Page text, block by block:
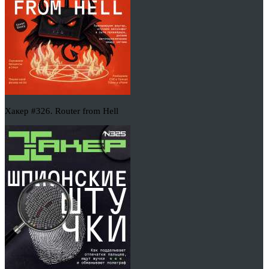
Хакер #326. Router from Hell